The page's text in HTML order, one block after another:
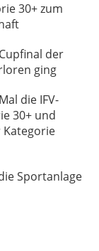
30+ zum
der
ging
die IFV-
30+ und
Kategorie
Sportanlage